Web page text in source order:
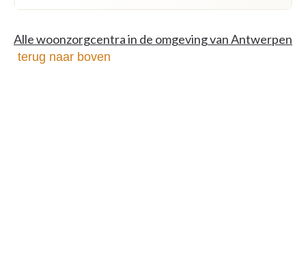
Alle woonzorgcentra in de omgeving van Antwerpen
terug naar boven